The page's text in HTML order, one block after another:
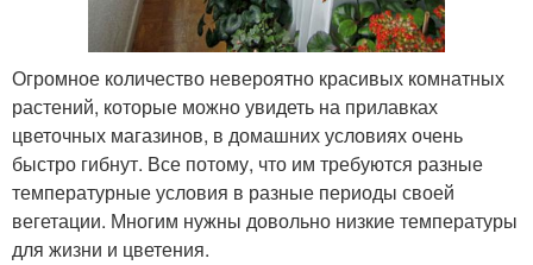
Огромное количество невероятно красивых комнатных
растений, которые можно увидеть на прилавках
цветочных магазинов, в домашних условиях очень
быстро гибнут. Все потому, что им требуются разные
температурные условия в разные периоды своей
вегетации. Многим нужны довольно низкие температуры
для жизни и цветения.